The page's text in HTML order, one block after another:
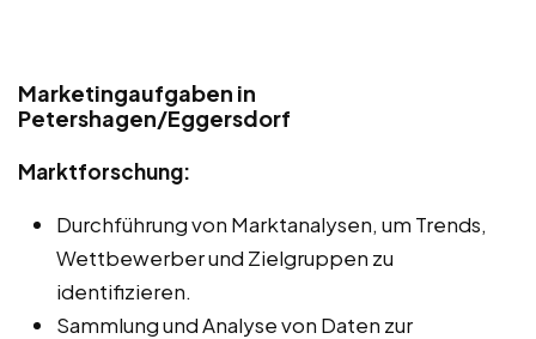
Marketingaufgaben in
Petershagen/Eggersdorf
Marktforschung:
Durchführung von Marktanalysen, um Trends,
Wettbewerber und Zielgruppen zu
identifizieren.
Sammlung und Analyse von Daten zur